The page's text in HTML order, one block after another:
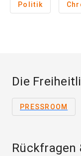
Politik
Die
PRESSROOM
Rückfragen